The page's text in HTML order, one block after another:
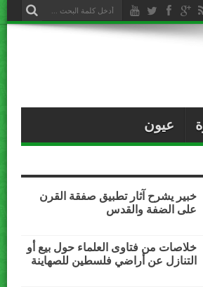
عيون
خبير يشرح آثار تطبيق صفقة القرن
على الضفة والقدس
خلاصات من فتاوى العلماء حول بيع أو
التنازل عن أراضي فلسطين للصهاينة